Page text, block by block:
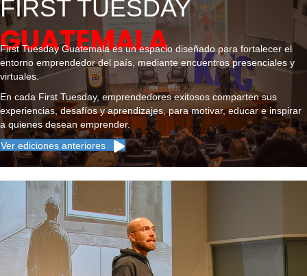
FIRST TUESDAY
GUATEMALA
First Tuesday Guatemala es un espacio diseñado para fortalecer el
entorno emprendedor del país, mediante encuentros presenciales y
virtuales.
En cada First Tuesday, emprendedores exitosos comparten sus
experiencias, desafíos y aprendizajes, para motivar, educar e inspirar
a quienes desean emprender.
Ver ediciones anteriores